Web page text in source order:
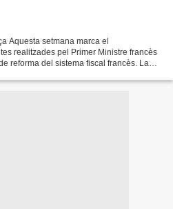
Aquesta setmana marca el
realitzades pel Primer Ministre francès
reforma del sistema fiscal francès. La